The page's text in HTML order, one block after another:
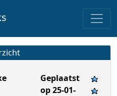
Geplaatst
op 25-01-